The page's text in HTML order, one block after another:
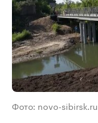
Фото: novo-sibirsk.ru